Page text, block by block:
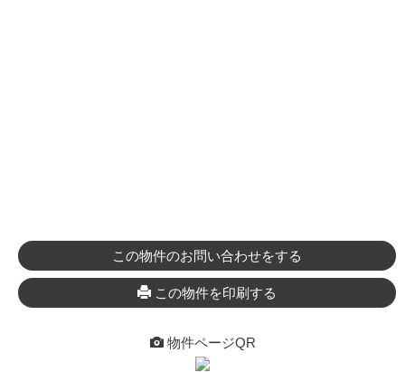
この物件のお問い合わせをする
この物件を印刷する
物件ページQR